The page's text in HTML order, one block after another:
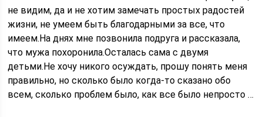
не видим, да и не хотим замечать простых радостей
жизни, не умеем быть благодарными за все, что
имеем.На днях мне позвонила подруга и рассказала,
что мужа похоронила.Осталась сама с двумя
детьми.Не хочу никого осуждать, прошу понять меня
правильно, но сколько было когда-то сказано обо
всем, сколько проблем было, как все было непросто …